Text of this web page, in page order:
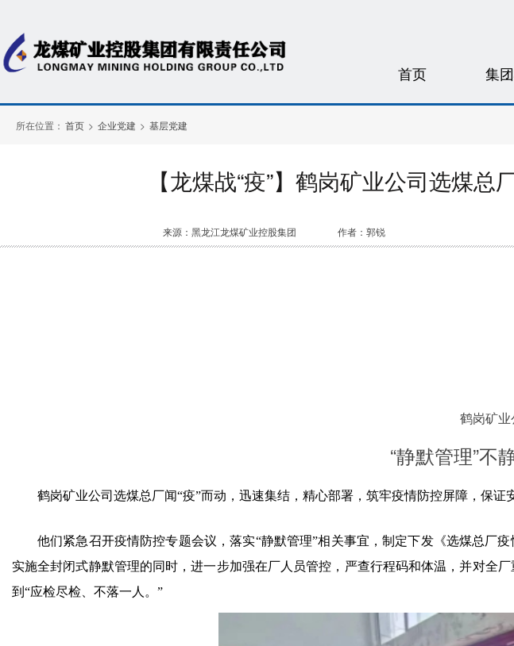
首页 集
所在位置： 首页 > 企业党建 > 基层党建
【龙煤战“疫”】鹤岗矿业公司选煤总
来源：黑龙江龙煤矿业控股集团 作者：郭锐
鹤岗矿
“静默管理”不
鹤岗矿业公司选煤总厂闻“疫”而动，迅速集结，精心部署，筑牢疫情防控屏障，保证
他们紧急召开疫情防控专题会议，落实“静默管理”相关事宜，制定下发《选煤总厂
实施全封闭式静默管理的同时，进一步加强在厂人员管控，严查行程码和体温，并对全
到“应检尽检、不落一人。”